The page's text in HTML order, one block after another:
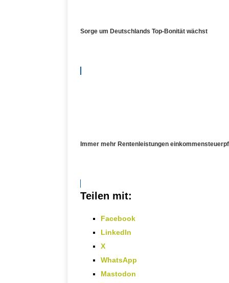
Sorge um Deutschlands Top-Bonität wächst
Immer mehr Rentenleistungen
Teilen mit:
Facebook
LinkedIn
X
WhatsApp
Mastodon